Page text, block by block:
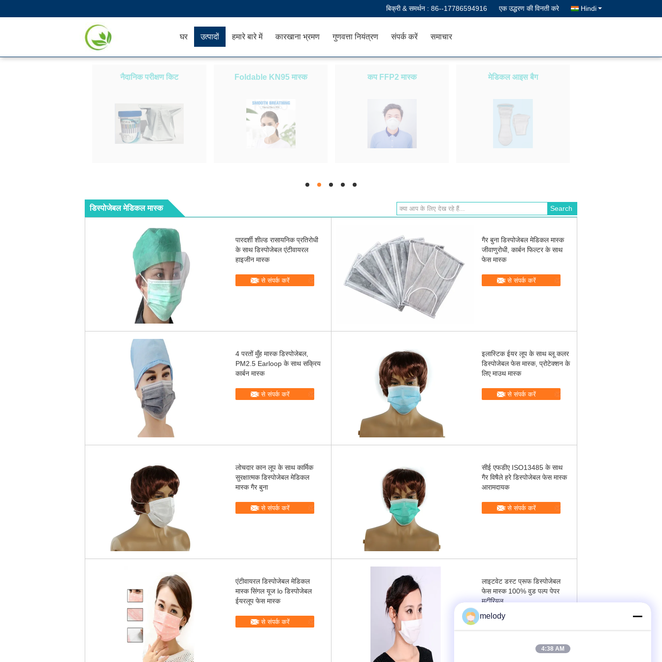
बिक्री & समर्थन : 86--17786594916 एक उद्धरण की विनती करे Hindi
घर उत्पादों हमारे बारे में कारखाना भ्रमण गुणवत्ता नियंत्रण संपर्क करें समाचार
नैदानिक ​​परीक्षण किट Foldable KN95 मास्क कप FFP2 मास्क मेडिकल आइस बैग
hd hd hd hd hd
डिस्पोजेबल मेडिकल मास्क
पारदर्शी शील्ड रासायनिक प्रतिरोधी
के साथ डिस्पोजेबल एंटीवायरल
हाइजीन मास्क
अब से संपर्क करें
गैर बुना डिस्पोजेबल मेडिकल मास्क
जीवाणुरोधी, कार्बन फिल्टर के साथ
फेस मास्क
अब से संपर्क करें
4 परतों मुँह मास्क डिस्पोजेबल,
PM2.5 Earloop के साथ सक्रिय
कार्बन मास्क
अब से संपर्क करें
इलास्टिक ईयर लूप के साथ ब्लू कलर
डिस्पोजेबल फेस मास्क, प्रोटेक्शन के
लिए माउथ मास्क
अब से संपर्क करें
लोचदार कान लूप के साथ कार्मिक
सुरक्षात्मक डिस्पोजेबल मेडिकल
मास्क गैर बुना
अब से संपर्क करें
सीई एफडीए ISO13485 के साथ
गैर विषैले हरे डिस्पोजेबल फेस मास्क
आरामदायक
अब से संपर्क करें
एंटीवायरल डिस्पोजेबल मेडिकल
मास्क सिंगल यूज lo डिस्पोजेबल
ईयरलूप फेस मास्क
अब से संपर्क करें
लाइटवेट डस्ट प्रूफ डिस्पोजेबल
फेस मास्क 100% वुड पल्प पेपर
मटीरियल
अब से संपर्क करें
melody
4:38 AM